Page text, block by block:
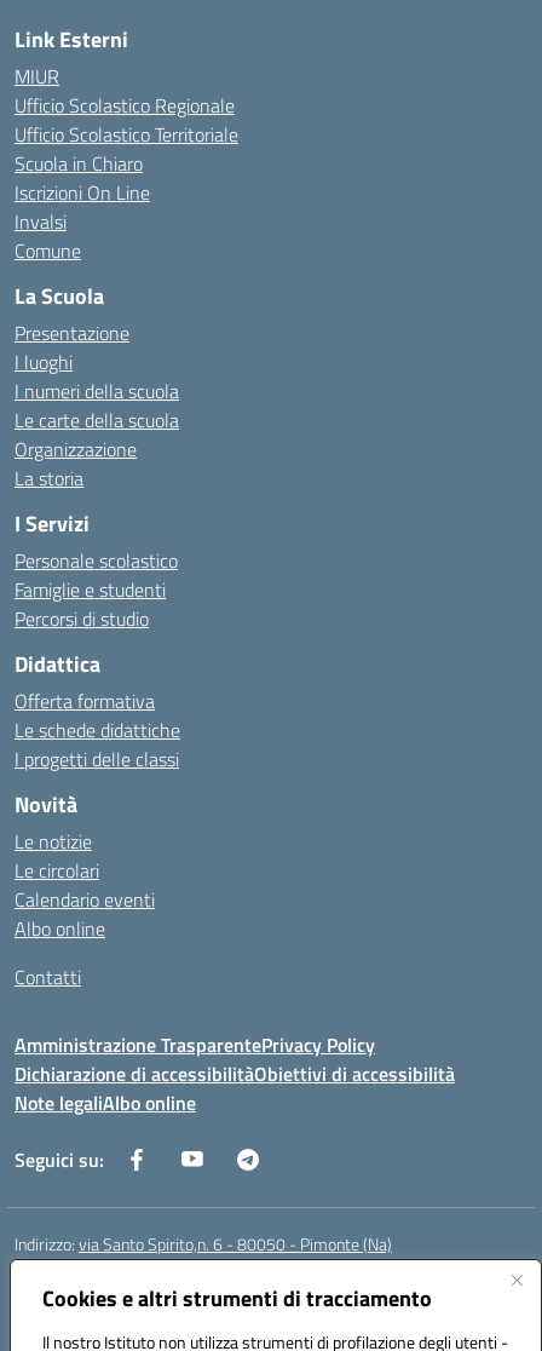
Cookies e altri strumenti di tracciamento
Il nostro Istituto non utilizza strumenti di profilazione degli utenti -
Link Esterni
MIUR
Ufficio Scolastico Regionale
Ufficio Scolastico Territoriale
Scuola in Chiaro
Iscrizioni On Line
Invalsi
Comune
La Scuola
Presentazione
I luoghi
I numeri della scuola
Le carte della scuola
Organizzazione
La storia
I Servizi
Personale scolastico
Famiglie e studenti
Percorsi di studio
Didattica
Offerta formativa
Le schede didattiche
I progetti delle classi
Novità
Le notizie
Le circolari
Calendario eventi
Albo online
Contatti
Amministrazione TrasparentePrivacy Policy
Dichiarazione di accessibilitàObiettivi di accessibilità
Note legaliAlbo online
Seguici su:
Indirizzo:via Santo Spirito,n. 6 - 80050 - Pimonte (Na)
Centralino:
Posta elettronica certificata (PEC):naic86400x@pec.istruzione.it
Codice fiscale: 82008870634